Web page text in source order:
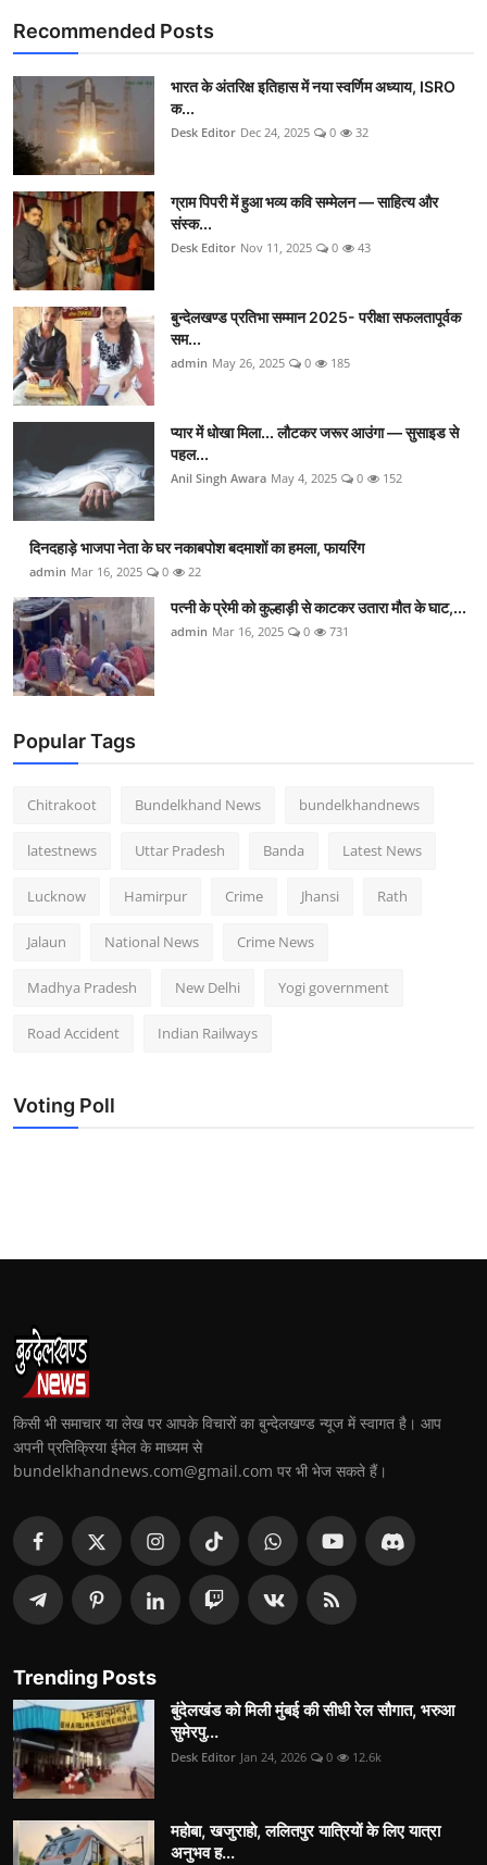
Recommended Posts
भारत के अंतरिक्ष इतिहास में नया स्वर्णिम अध्याय, ISRO
क...
Desk Editor Dec 24, 2025 0 32
ग्राम पिपरी में हुआ भव्य कवि सम्मेलन — साहित्य और
संस्क...
Desk Editor Nov 11, 2025 0 43
बुन्देलखण्ड प्रतिभा सम्मान 2025- परीक्षा सफलतापूर्वक
सम...
admin May 26, 2025 0 185
प्यार में धोखा मिला... लौटकर जरूर आउंगा — सुसाइड से
पहल...
Anil Singh Awara May 4, 2025 0 152
दिनदहाड़े भाजपा नेता के घर नकाबपोश बदमाशों का हमला, फायरिंग
admin Mar 16, 2025 0 22
पत्नी के प्रेमी को कुल्हाड़ी से काटकर उतारा मौत के घाट,...
admin Mar 16, 2025 0 731
Popular Tags
Chitrakoot Bundelkhand News bundelkhandnews
latestnews Uttar Pradesh Banda Latest News
Lucknow Hamirpur Crime Jhansi Rath
Jalaun National News Crime News
Madhya Pradesh New Delhi Yogi government
Road Accident Indian Railways
Voting Poll
किसी भी समाचार या लेख पर आपके विचारों का बुन्देलखण्ड न्यूज में स्वागत है। आप
अपनी प्रतिक्रिया ईमेल के माध्यम से
bundelkhandnews.com@gmail.com पर भी भेज सकते हैं।
Trending Posts
बुंदेलखंड को मिली मुंबई की सीधी रेल सौगात, भरुआ
सुमेरपु...
Desk Editor Jan 24, 2026 0 12.6k
महोबा, खजुराहो, ललितपुर यात्रियों के लिए यात्रा
अनुभव ह...